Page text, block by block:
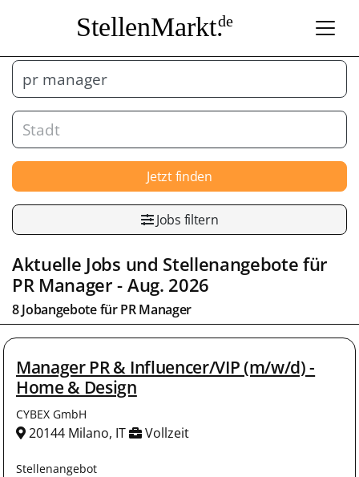
StellenMarkt.de
Jetzt finden
Jobs filtern
Aktuelle Jobs und Stellenangebote für
PR Manager- Aug. 2026
8 Jobangebote fürPR Manager
Manager PR & Influencer/VIP (m/w/d) -
Home & Design
CYBEX GmbH
20144 Milano, IT Vollzeit
Stellenangebot